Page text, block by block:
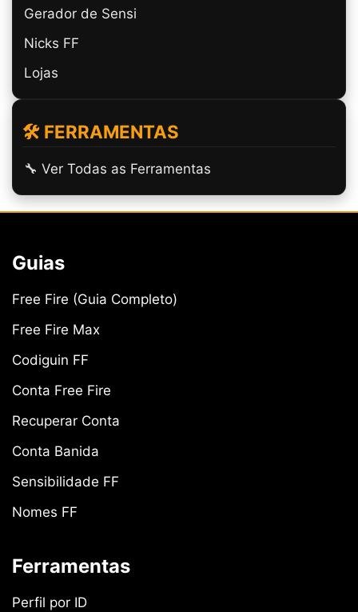
Gerador de Sensi
Nicks FF
Lojas
🛠️ FERRAMENTAS
🔧 Ver Todas as Ferramentas
Guias
Free Fire (Guia Completo)
Free Fire Max
Codiguin FF
Conta Free Fire
Recuperar Conta
Conta Banida
Sensibilidade FF
Nomes FF
Ferramentas
Perfil por ID